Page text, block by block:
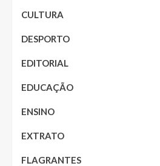
CULTURA
DESPORTO
EDITORIAL
EDUCAÇÃO
ENSINO
EXTRATO
FLAGRANTES